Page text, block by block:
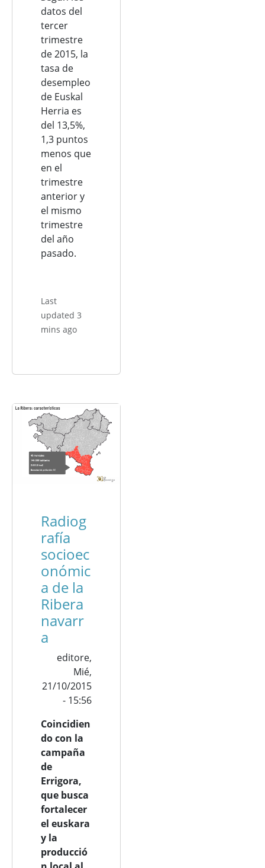
datos del
tercer
trimestre
de 2015, la
tasa de
desempleo
de Euskal
Herria es
del 13,5%,
1,3 puntos
menos que
en el
trimestre
anterior y
el mismo
trimestre
del año
pasado.
Last
updated 3
mins ago
Radiog
rafía
socioec
onómic
a de la
Ribera
navarr
a
editore,
Mié,
21/10/2015
- 15:56
Coincidien
do con la
campaña
de
Errigora,
que busca
fortalecer
el euskara
y la
producció